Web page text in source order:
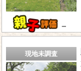
－
現地未調査